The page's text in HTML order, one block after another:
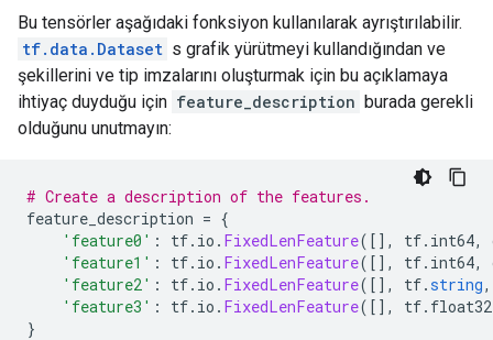
Bu tensörler aşağıdaki fonksiyon kullanılarak ayrıştırılabilir.
tf.data.Dataset s grafik yürütmeyi kullandığından ve
şekillerini ve tip imzalarını oluşturmak için bu açıklamaya
ihtiyaç duyduğu için feature_description burada gerekli
olduğunu unutmayın:
# Create a description of the features.
feature_description = {
'feature0' : tf. io . FixedLenFeature([], tf. int64,
'feature1' : tf. io . FixedLenFeature([], tf. int64,
'feature2' : tf. io . FixedLenFeature([], tf.string,
'feature3' : tf. io . FixedLenFeature([], tf. float32
}